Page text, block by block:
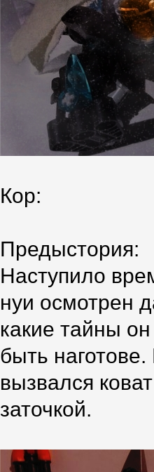
Кор:
Предыстория:
Наступило
нуи осмотрен
какие тайны
быть
вызвался
заточкой.